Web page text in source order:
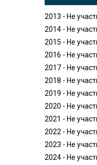
2013 - Не
2014 - Не
2015 - Не
2016 - Не
2017 - Не
2018 - Не
2019 - Не
2020 - Не
2021 - Не
2022 - Не
2023 - Не
2024 - Не